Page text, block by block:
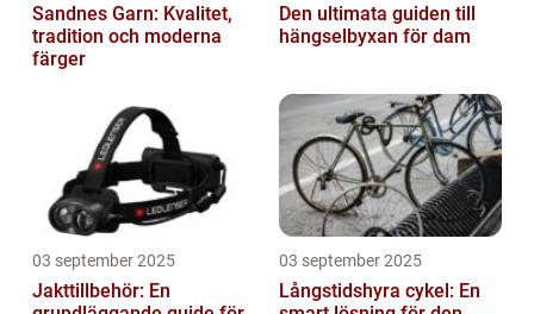
Sandnes Garn: Kvalitet,
tradition och moderna
färger
Den ultimata guiden till
hängselbyxan för dam
03 september 2025
Jakttillbehör: En
03 september 2025
Långstidshyra cykel: En